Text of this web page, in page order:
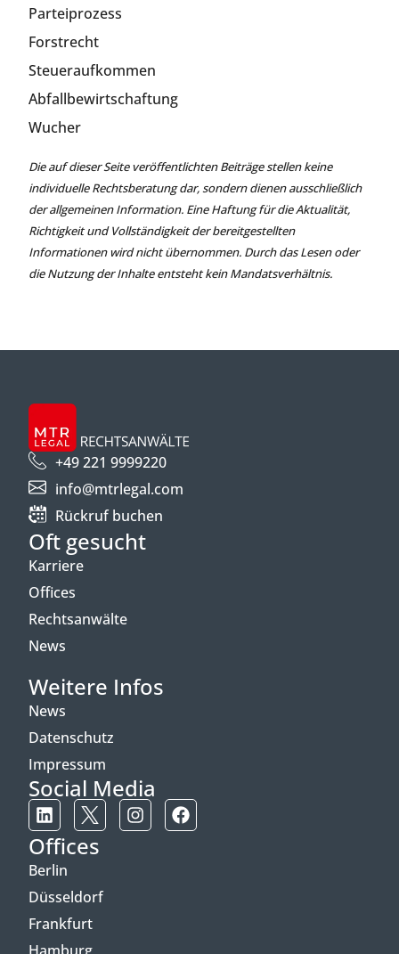
Parteiprozess
Forstrecht
Steueraufkommen
Abfallbewirtschaftung
Wucher
Die auf dieser Seite veröffentlichten Beiträge stellen keine
individuelle Rechtsberatung dar, sondern dienen ausschließlich
der allgemeinen Information. Eine Haftung für die Aktualität,
Richtigkeit und Vollständigkeit der bereitgestellten
Informationen wird nicht übernommen. Durch das Lesen oder
die Nutzung der Inhalte entsteht kein Mandatsverhältnis.
+49 221 9999220
info@mtrlegal.com
Rückruf buchen
Oft gesucht
Karriere
Offices
Rechtsanwälte
News
Weitere Infos
News
Datenschutz
Impressum
Social Media
Offices
Berlin
Düsseldorf
Frankfurt